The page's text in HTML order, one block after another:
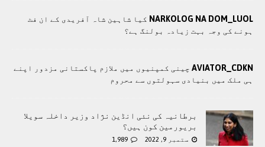
NARKOLOG NA DOM_LUOL کیا شاہین شاہ آفریدی کے ان فٹ
ہونے کی وجہ بہت زیادہ بولنگ ہے؟
AVIATOR_CDKN چينی کمپنيوں ميں ملازم پاکستانی مزدور اپنے
ہی ملک ميں بنيادی سہولتوں سے محروم
برطانیہ کی نئی انڈین نژاد وزیر داخلہ سویلا
بریورمین کون ہیں؟
ستمبر 9, 2022 1,989